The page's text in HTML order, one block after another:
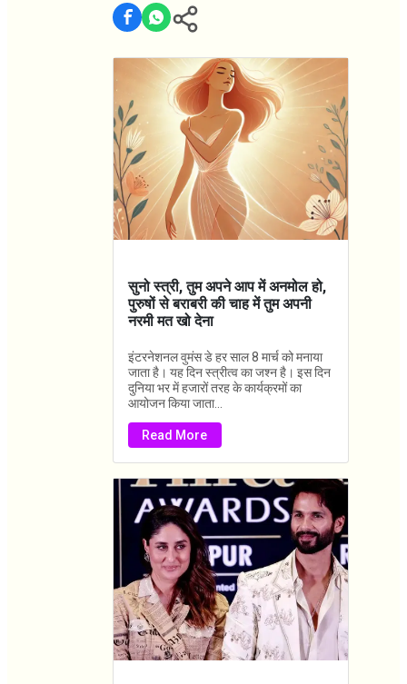
सुनो स्त्री, तुम अपने आप में अनमोल हो,
पुरुषों से बराबरी की चाह में तुम अपनी
नरमी मत खो देना
इंटरनेशनल वुमंस डे हर साल 8 मार्च को मनाया
जाता है। यह दिन स्त्रीत्व का जश्न है। इस दिन
दुनिया भर में हजारों तरह के कार्यक्रमों का
आयोजन किया जाता...
Read More